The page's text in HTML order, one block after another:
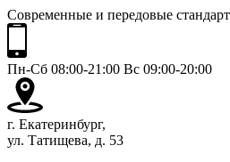
Современные и передовые
Пн-Сб 08:00-21:00 Вс 09:00-20:00
г. Екатеринбург,
ул. Татищева, д. 53